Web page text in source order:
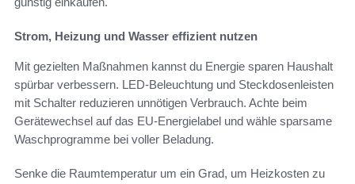
Strom, Heizung und Wasser effizient nutzen
Mit gezielten Maßnahmen kannst du Energie sparen Haushalt
spürbar verbessern. LED-Beleuchtung und Steckdosenleisten
mit Schalter reduzieren unnötigen Verbrauch. Achte beim
Gerätewechsel auf das EU-Energielabel und wähle sparsame
Waschprogramme bei voller Beladung.
Senke die Raumtemperatur um ein Grad, um Heizkosten zu